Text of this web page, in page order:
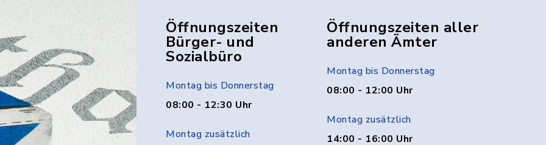
Öffnungszeiten
Bürger- und
Sozialbüro
Montag bis Donnerstag
08:00 - 12:30 Uhr
Montag zusätzlich
Öffnungszeiten aller
anderen Ämter
Montag bis Donnerstag
08:00 - 12:00 Uhr
Montag zusätzlich
14:00 - 16:00 Uhr